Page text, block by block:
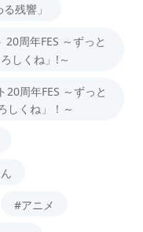
残響」
周年FES ～ずっと
しくね」!～
周年FES ～ずっと
しくね」！～
#アニメ